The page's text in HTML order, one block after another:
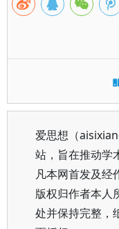
爱思想（
站，旨在推动学
凡本网首发及经
版权归作者本人
处并保持完整，